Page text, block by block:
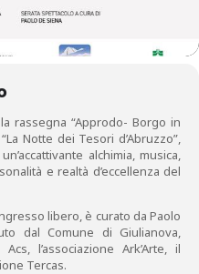
rassegna “Approdo- Borgo in
Notte dei Tesori d’Abruzzo”,
alchimia, musica,
e realtà d’eccellenza del
libero, è curato da Paolo
dal Comune di Giulianova,
l’associazione Ark’Arte, il
Tercas.